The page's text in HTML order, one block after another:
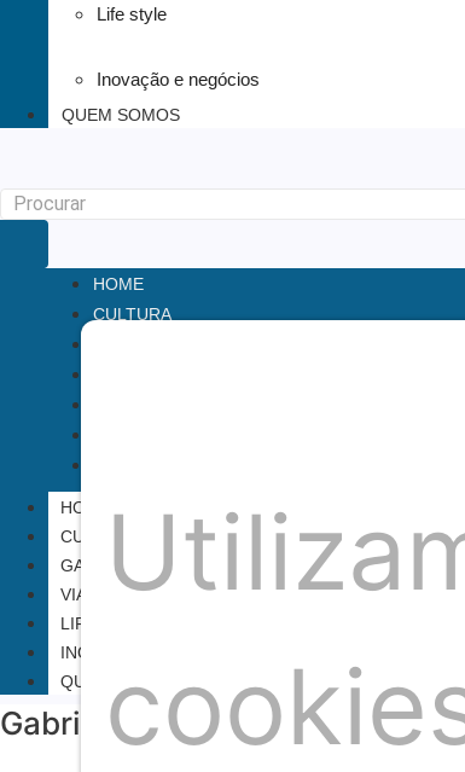
Life style
Inovação e negócios
QUEM SOMOS
HOME
CULTURA
HOME
CULTURA
GASTRONOMIA
VIAGEM E TURISMO
LIFE STYLE
INOVAÇÃO E NEGÓCIOS
QUEM SOMOS
Gabriela Guanais lança marca